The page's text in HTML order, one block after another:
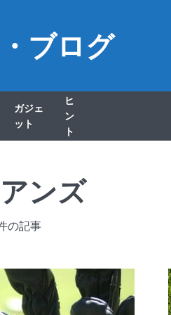
ブログ
ガジェ
ット
ヒ
ン
ト
ンズ
の記事